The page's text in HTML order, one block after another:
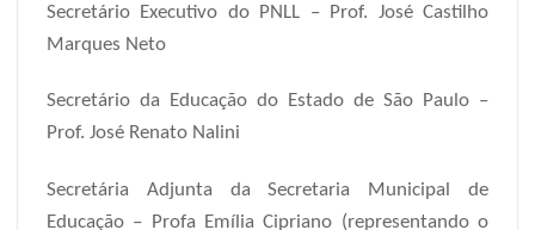
Secretário Executivo do PNLL – Prof. José Castilho
Marques Neto
Secretário da Educação do Estado de São Paulo –
Prof. José Renato Nalini
Secretária Adjunta da Secretaria Municipal de
Educação – Profa Emília Cipriano (representando o